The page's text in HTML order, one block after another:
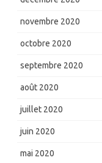
novembre 2020
octobre 2020
septembre 2020
août 2020
juillet 2020
juin 2020
mai 2020